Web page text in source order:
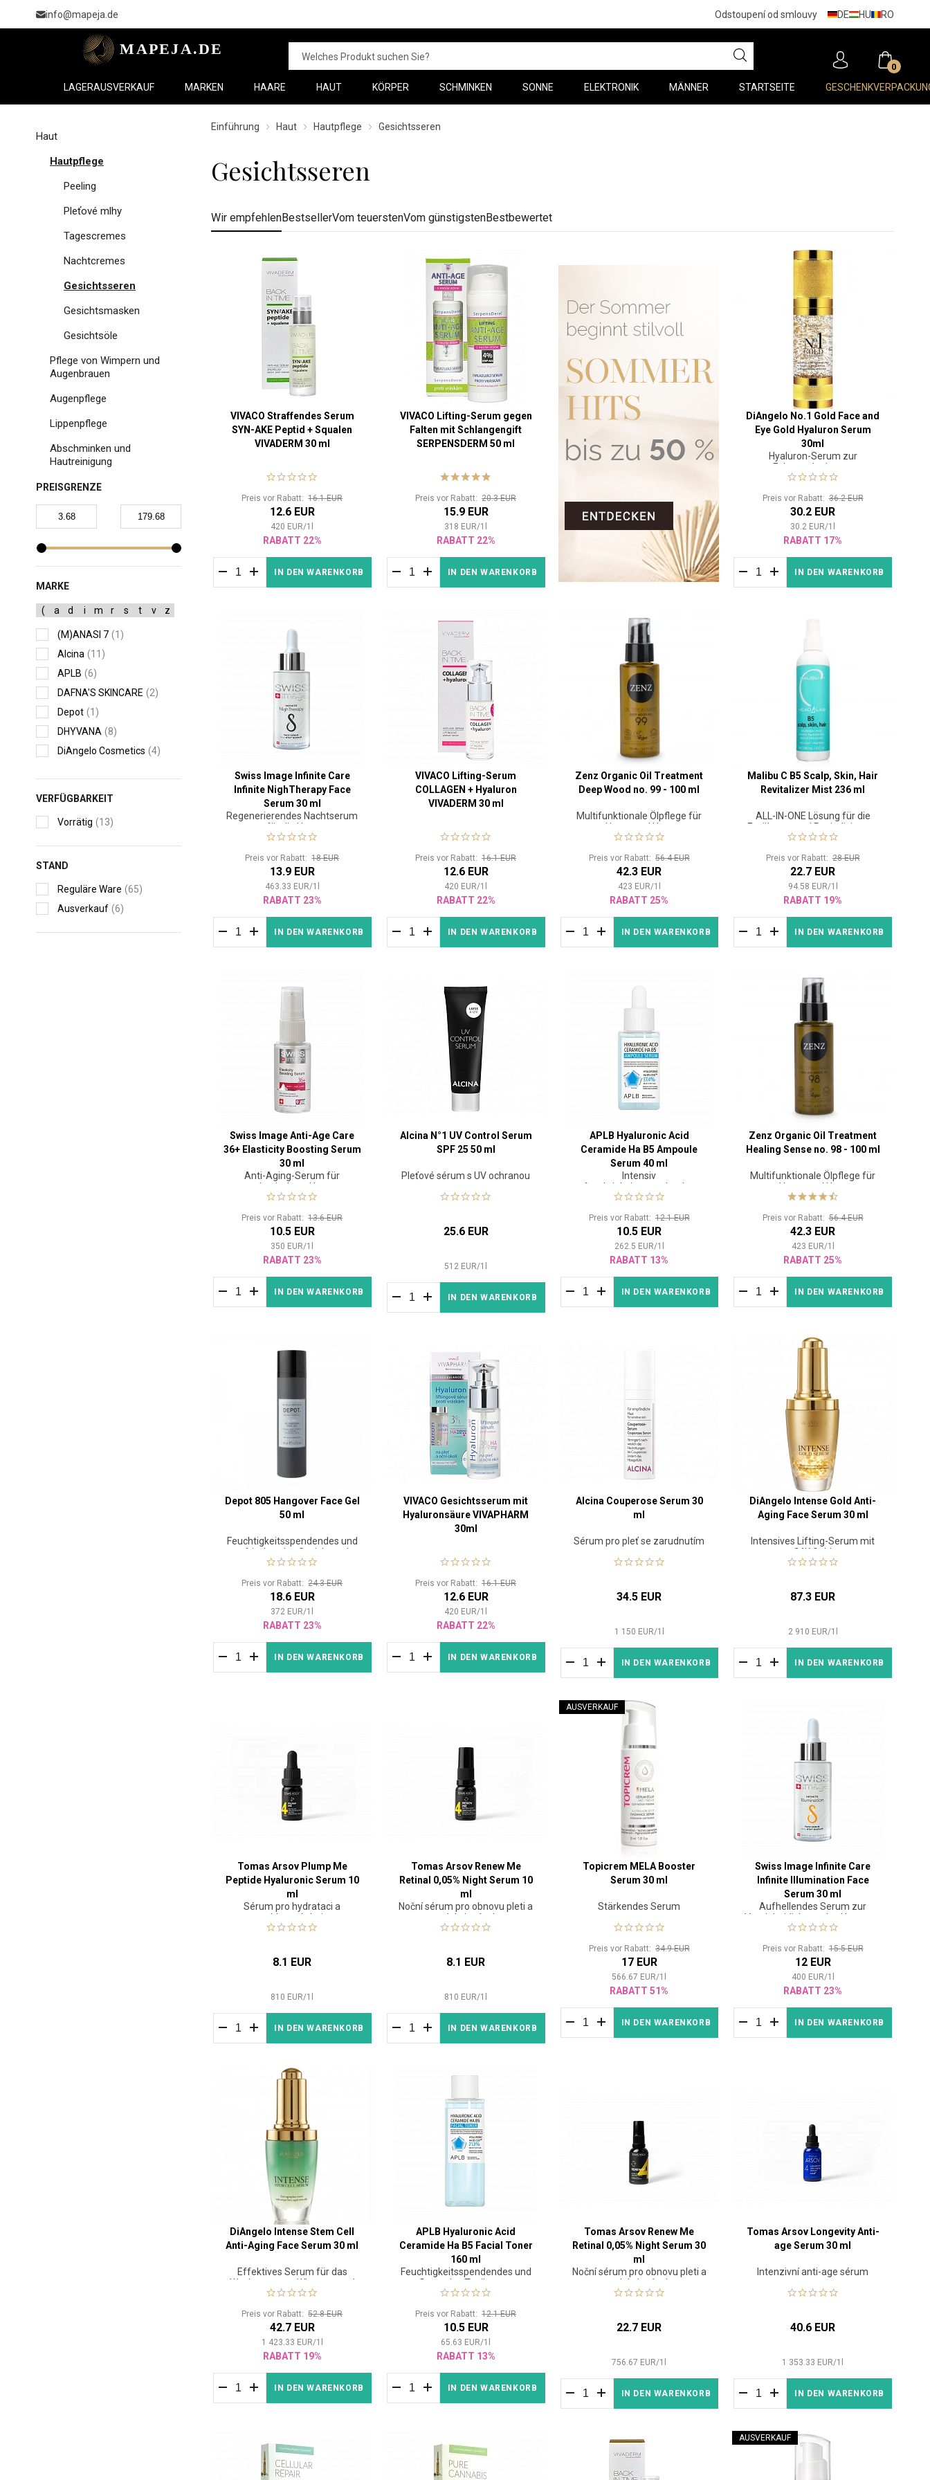
info@mapeja.de Odstoupení od smlouvy DE HU RO
0
LAGERAUSVERKAUF MARKEN HAARE HAUT KÖRPER SCHMINKEN SONNE ELEKTRONIK MÄNNER STARTSEITE
Haut
Hautpflege
Peeling
Pleťové mlhy
Tagescremes
Nachtcremes
Gesichtsseren
Gesichtsmasken
Gesichtsöle
Pflege von Wimpern und
Augenbrauen
Augenpflege
Lippenpflege
Abschminken und
Hautreinigung
PREISGRENZE
MARKE
( a d i m r s t v z
(M)ANASI 7 (1)
Alcina (11)
APLB (6)
DAFNA'S SKINCARE (2)
Depot (1)
DHYVANA (8)
DiAngelo Cosmetics (4)
Swiss Image
Tomas Arsov (6)
Topicrem
Vivaco (8)
ZENZ (2)
VERFÜGBARKEIT
Vorrätig (13)
STAND
Reguläre Ware (65)
Ausverkauf (6)
Einführung Haut Hautpflege Gesichtsseren
Gesichtsseren
Wir empfehlenBestsellerVom teuerstenVom günstigstenBestbewertet
VIVACO Straffendes Serum
SYN-AKE Peptid + Squalen
VIVADERM 30 ml
Preis vor Rabatt:16.1 EUR
12.6 EUR
420 EUR/1
RABATT 22%
IN DEN WARENKORB
VIVACO Lifting-Serum gegen
Falten mit Schlangengift
SERPENSDERM 50 ml
Preis vor Rabatt:20.3 EUR
15.9 EUR
318 EUR/1
RABATT 22%
IN DEN WARENKORB
DiAngelo No.1 Gold Face and
Eye Gold Hyaluron Serum
30ml
Hyaluron-Serum zur
Faltenreduzierung
Preis vor Rabatt:36.2 EUR
30.2 EUR
30.2 EUR/1
RABATT 17%
IN DEN WARENKORB
Swiss Image Infinite Care
Infinite NighTherapy Face
Serum 30 ml
Regenerierendes Nachtserum
für die Haut
Preis vor Rabatt:18 EUR
13.9 EUR
463.33 EUR/1
RABATT 23%
IN DEN WARENKORB
VIVACO Lifting-Serum
COLLAGEN + Hyaluron
VIVADERM 30 ml
Preis vor Rabatt:16.1 EUR
12.6 EUR
420 EUR/1
RABATT 22%
IN DEN WARENKORB
Zenz Organic Oil Treatment
Deep Wood no. 99 - 100 ml
Multifunktionale Ölpflege für
Haare und Haut
Preis vor Rabatt: 56.4 EUR
42.3 EUR
423 EUR/1
RABATT 25%
IN DEN WARENKORB
Malibu C B5 Scalp, Skin, Hair
Revitalizer Mist 236 ml
ALL-IN-ONE Lösung für die
Ernährung und Revitalisierung
der Kopfhaut, Haare und des
Preis vor Rabatt:28 EUR
22.7 EUR
94.58 EUR/1
RABATT 19%
IN DEN WARENKORB
Swiss Image Anti-Age Care
36+ Elasticity Boosting Serum
30 ml
Anti-Aging-Serum für
elastischere Haut
Preis vor Rabatt:13.6 EUR
10.5 EUR
350 EUR/1
RABATT 23%
IN DEN WARENKORB
Alcina N°1 UV Control Serum
SPF 25 50 ml
Pleťové sérum s UV ochranou
25.6 EUR
512 EUR/1
IN DEN WARENKORB
APLB Hyaluronic Acid
Ceramide Ha B5 Ampoule
Serum 40 ml
Intensiv
feuchtigkeitsspendendes
Ampullenserum
Preis vor Rabatt: 12.1 EUR
10.5 EUR
262.5 EUR/1
RABATT 13%
IN DEN WARENKORB
Zenz Organic Oil Treatment
Healing Sense no. 98 - 100 ml
Multifunktionale Ölpflege für
Haare und Haut
Preis vor Rabatt:56.4 EUR
42.3 EUR
423 EUR/1
RABATT 25%
IN DEN WARENKORB
Depot 805 Hangover Face Gel
50 ml
Feuchtigkeitsspendendes und
erfrischendes Gesichtsgel
Preis vor Rabatt:24.3 EUR
18.6 EUR
372 EUR/1
RABATT 23%
IN DEN WARENKORB
VIVACO Gesichtsserum mit
Hyaluronsäure VIVAPHARM
30ml
Preis vor Rabatt:16.1 EUR
12.6 EUR
420 EUR/1
RABATT 22%
IN DEN WARENKORB
Alcina Couperose Serum 30
ml
Sérum pro pleť se zarudnutím
34.5 EUR
1 150 EUR/1
IN DEN WARENKORB
DiAngelo Intense Gold Anti-
Aging Face Serum 30 ml
Intensives Lifting-Serum mit
24K Gold
87.3 EUR
2 910 EUR/1
IN DEN WARENKORB
Tomas Arsov Plump Me
Peptide Hyaluronic Serum 10
ml
Sérum pro hydrataci a
vyhlazení pleti
8.1 EUR
810 EUR/1
IN DEN WARENKORB
Tomas Arsov Renew Me
Retinal 0,05% Night Serum 10
ml
Noční sérum pro obnovu pleti a
redukci vrásek
8.1 EUR
810 EUR/1
IN DEN WARENKORB
AUSVERKAUF
Topicrem MELA Booster
Serum 30 ml
Stärkendes Serum
Preis vor Rabatt: 34.9 EUR
17 EUR
566.67 EUR/1
RABATT 51%
IN DEN WARENKORB
Swiss Image Infinite Care
Infinite Illumination Face
Serum 30 ml
Aufhellendes Serum zur
Vereinheitlichung des Hauttons
Preis vor Rabatt:15.5 EUR
12 EUR
400 EUR/1
RABATT 23%
IN DEN WARENKORB
DiAngelo Intense Stem Cell
Anti-Aging Face Serum 30 ml
Effektives Serum für das
Wachstum von Wimpern und
Augenbrauen
Preis vor Rabatt:52.8 EUR
42.7 EUR
1 423.33 EUR/1
RABATT 19%
IN DEN WARENKORB
APLB Hyaluronic Acid
Ceramide Ha B5 Facial Toner
160 ml
Feuchtigkeitsspendendes und
pflegendes Tonikum zur
Beruhigung der Haut
Preis vor Rabatt:12.1 EUR
10.5 EUR
65.63 EUR/1
RABATT 13%
IN DEN WARENKORB
Tomas Arsov Renew Me
Retinal 0,05% Night Serum 30
ml
Noční sérum pro obnovu pleti a
redukci vrásek
22.7 EUR
756.67 EUR/1
IN DEN WARENKORB
Tomas Arsov Longevity Anti-
age Serum 30 ml
Intenzivní anti-age sérum
40.6 EUR
1 353.33 EUR/1
IN DEN WARENKORB
AUSVERKAUF